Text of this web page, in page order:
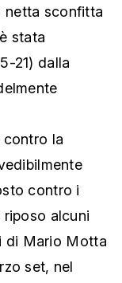
netta sconfitta
stata
21) dalla
la
contro i
alcuni
di Mario Motta
set, nel